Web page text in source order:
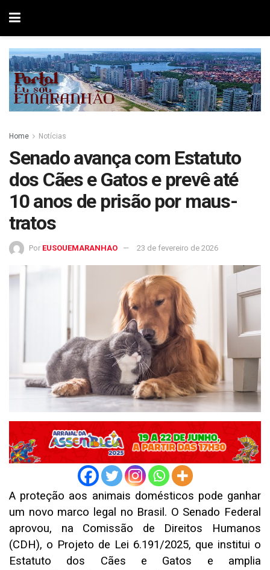
Home Notícias
Senado avança com Estatuto
dos Cães e Gatos e prevê até
10 anos de prisão por maus-
tratos
Por EUSOUEMARANHAO 23 de fevereiro de 2026
A proteção aos animais domésticos pode ganhar
um novo marco legal no Brasil. O Senado Federal
aprovou, na Comissão de Direitos Humanos
(CDH), o Projeto de Lei 6.191/2025, que institui o
Estatuto dos Cães e Gatos e amplia